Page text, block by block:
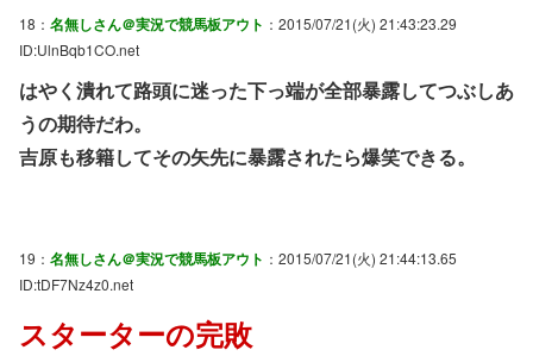
18： 名無しさん＠実況で競馬板アウト ：2015/07/21(火) 21:43:23.29
ID:UlnBqb1CO.net
はやく潰れて路頭に迷った下っ端が全部暴露してつぶしあ
うの期待だわ。
吉原も移籍してその矢先に暴露されたら爆笑できる。
19： 名無しさん＠実況で競馬板アウト ：2015/07/21(火) 21:44:13.65
ID:tDF7Nz4z0.net
スターターの完敗